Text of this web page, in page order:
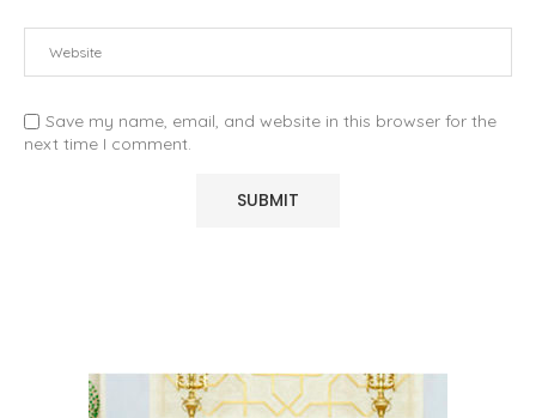
Save my name, email, and website in this browser for the
next time I comment.